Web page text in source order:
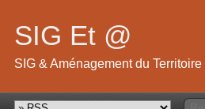
SIG Et @
SIG & Aménagement du